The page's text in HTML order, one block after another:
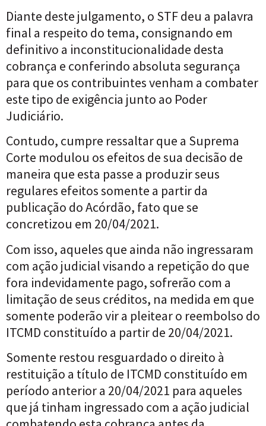
Diante deste julgamento, o STF deu a palavra
final a respeito do tema, consignando em
definitivo a inconstitucionalidade desta
cobrança e conferindo absoluta segurança
para que os contribuintes venham a combater
este tipo de exigência junto ao Poder
Judiciário.
Contudo, cumpre ressaltar que a Suprema
Corte modulou os efeitos de sua decisão de
maneira que esta passe a produzir seus
regulares efeitos somente a partir da
publicação do Acórdão, fato que se
concretizou em 20/04/2021.
Com isso, aqueles que ainda não ingressaram
com ação judicial visando a repetição do que
fora indevidamente pago, sofrerão com a
limitação de seus créditos, na medida em que
somente poderão vir a pleitear o reembolso do
ITCMD constituído a partir de 20/04/2021.
Somente restou resguardado o direito à
restituição a título de ITCMD constituído em
período anterior a 20/04/2021 para aqueles
que já tinham ingressado com a ação judicial